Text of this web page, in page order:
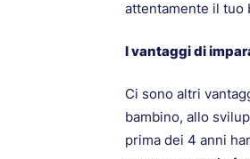
attentamente il tuo
I vantaggi di
Ci sono altri
bambino, allo
prima dei 4 anni